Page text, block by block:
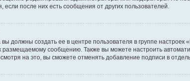
если после них есть сообщения от других пользователей.
должны создать ее в центре пользователя в группе
размещаемому сообщению. Также вы можете настроить
на это, вы сможете отменять добавление подписи в